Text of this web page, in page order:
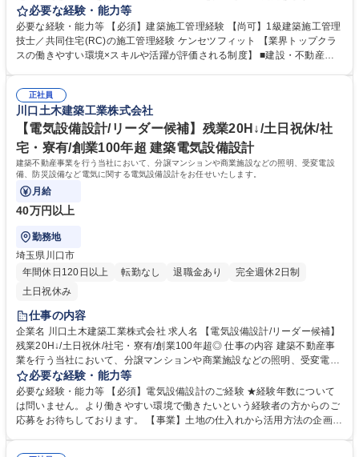
のスケジュール管理、現場の安全管理など、現場が円滑に進むよう管理し
ていただきます。 【建物用途】■共同住宅(分譲)8割 ■公共工事、民間マン
ション以外2割 【エリア】東京(8割) 埼玉(1.5割) 千葉・神奈川・茨城(0.5
割) 【金額】メイン：10億～20億円程度 【工期】1.5-2年半 【現場人数】
の場合でも振替休日の取得を徹底しています！ 募集職種 【建築施工管
理】残業20H/年休125日/土日祝休/定時17時/社宅・寮有/転勤無◎
必要な経験・能力等
必要な経験・能力等 【必須】建築施工管理経験 【尚可】1級建築施工管理
技士／共同住宅(RC)の施工管理経験 ケンセツフィット 【業界トップクラ
スの働きやすい環境×スキルや活躍が評価される制度】 ■建設・不動産業
なっています。■あいまいな評価制度でなく具体的かつ公平に評価される
評価制度が機能しているため活躍次第でしっかりと昇給います。だからこ
そモチベーションを持って働くことが可能です。 学歴・資格 学歴：大学
院 大学 高専 短大 専修学校 高校 語学力： 資格：1級建築施工管理技士
正社員
川口土木建築工業株式会社
【電気設備設計/リーダー候補】残業20H↓/土日祝休/社
宅・寮有/創業100年超 建築電気設備設計
建築不動産事業を行う当社において、分譲マンションや商業施設などの照明、受変電設
備、防災設備など電気に関する電気設備設計をお任せいたします。
月給
40万円以上
勤務地
埼玉県川口市
年間休日120日以上
転勤なし 退職金あり
完全週休2日制
土日祝休み
仕事の内容
企業名 川口土木建築工業株式会社 求人名 【電気設備設計/リーダー候補】
残業20H↓/土日祝休/社宅・寮有/創業100年超◎ 仕事の内容 建築不動産事
業を行う当社において、分譲マンションや商業施設などの照明、受変電設
備、防災設備など電気に関する電気設備設計をお任せいたします。 ■現地
調査 ■模型のチェック 現場チームとの打ち合わせ ■図面作成 【分業化とサ
ポート体制の充実で業務の効率化を実現】 意匠・構造・設備・電気と、4
つのセクションに設計部門をチーム分けており、書類作成や設計図面・工
必要な経験・能力等
必要な経験・能力等 【必須】電気設備設計のご経験 ★経験年数について
は問いません。より働きやすい環境で働きたいという経験者の方からのご
応募をお待ちしております。 【事業】土地の仕入れから活用方法の企画、